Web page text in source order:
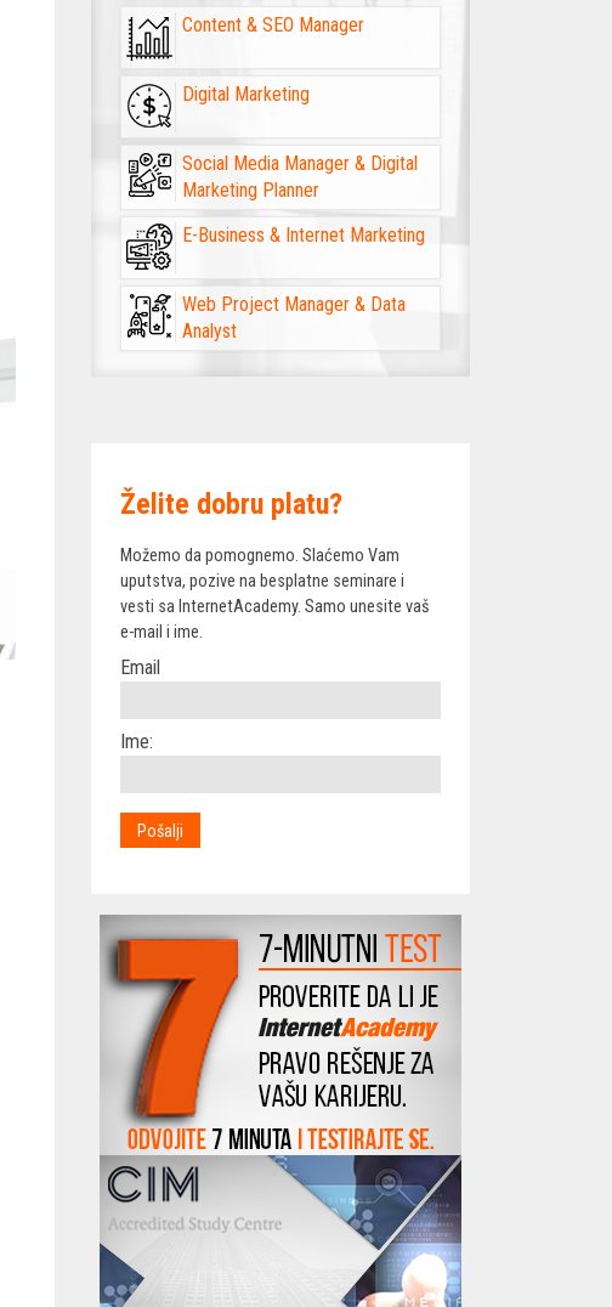
Content & SEO Manager
Digital Marketing
Social Media Manager & Digital
Marketing Planner
E-Business & Internet Marketing
Web Project Manager & Data
Analyst
Želite dobru platu?
Možemo da pomognemo. Slaćemo Vam
uputstva, pozive na besplatne seminare i
vesti sa InternetAcademy. Samo unesite vaš
e-mail i ime.
Email
Ime: